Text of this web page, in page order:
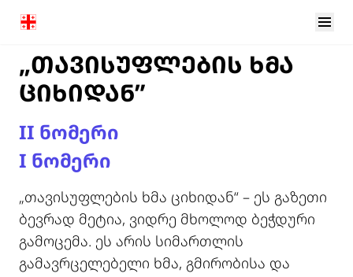
„ᲗᲐᲕᲘᲡᲣᲤᲚᲔᲑᲘᲡ ᲮᲛᲐ
ᲪᲘᲮᲘᲓᲐᲜ”
II ნომერი
I ნომერი
„თავისუფლების ხმა ციხიდან“ – ეს გაზეთი
ბევრად მეტია, ვიდრე მხოლოდ ბეჭდური
გამოცემა. ეს არის სიმართლის
გამავრცელებელი ხმა, გმირობისა და